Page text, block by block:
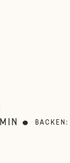
MIN BACKEN :